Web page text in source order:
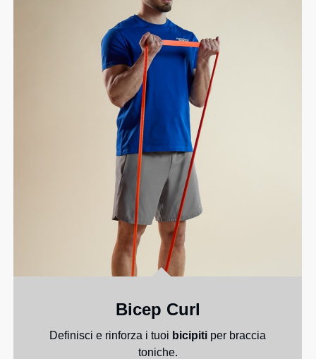
Bicep Curl
Definisci e rinforza i tuoi bicipiti per braccia
toniche.